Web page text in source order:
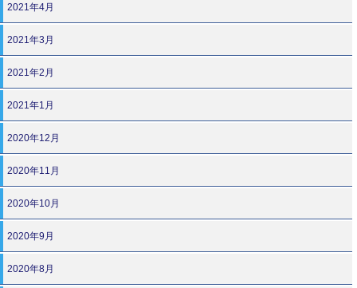
2021年4月
2021年3月
2021年2月
2021年1月
2020年12月
2020年11月
2020年10月
2020年9月
2020年8月